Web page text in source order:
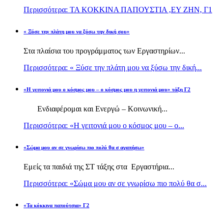
Περισσότερα: TA KOKKINA ΠΑΠΟΥΣΤΙΑ ,ΕΥ ΖΗΝ, Γ1
« Ξύσε την πλάτη μου να ξύσω την δική σου»
Στα πλαίσια του προγράμματος των Εργαστηρίων...
Περισσότερα: « Ξύσε την πλάτη μου να ξύσω την δική...
«Η γειτονιά μου ο κόσμος μου – ο κόσμος μου η γειτονιά μου» τάξη Γ2
Ενδιαφέρομαι και Ενεργώ – Κοινωνική...
Περισσότερα: «Η γειτονιά μου ο κόσμος μου – ο...
«Σώμα μου αν σε γνωρίσω πιο πολύ θα σ αγαπήσω»
Εμείς τα παιδιά της ΣΤ τάξης στα Εργαστήρια...
Περισσότερα: «Σώμα μου αν σε γνωρίσω πιο πολύ θα σ...
«Τα κόκκινα παπούτσια» Γ2